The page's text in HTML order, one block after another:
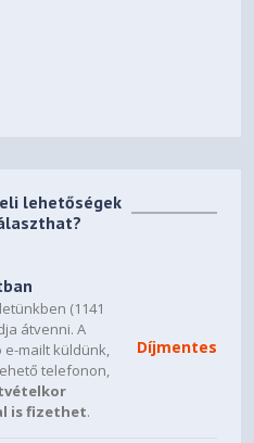
lehetőségek
(1141
átvenni. A
mailt küldünk,
telefonon,
is fizethet.
Díjmentes